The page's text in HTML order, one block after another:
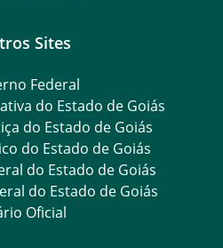
Sites
Federal
do Estado de Goiás
do Estado de Goiás
do Estado de Goiás
do Estado de Goiás
do Estado de Goiás
Oficial